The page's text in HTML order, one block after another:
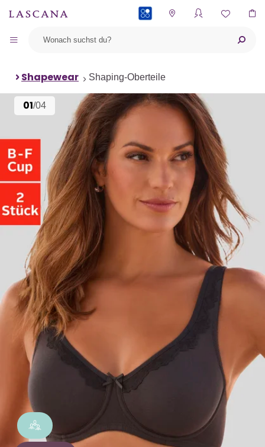
Shapewear Shaping-Oberteile
01/04